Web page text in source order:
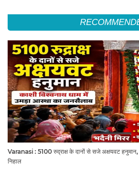
Varanasi : 5100 रुद्राक्ष के दानों से सजे अक्षयवट
निहाल